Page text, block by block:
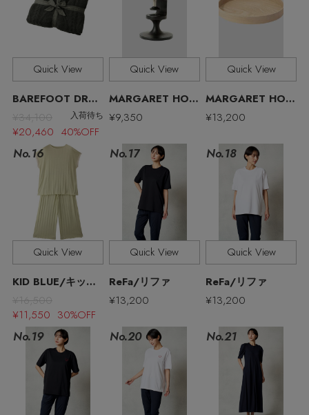
【エディターズ・エッセンシャル】
ベーシックとトレンドが交差する16の名品
Stay inthe Loop
Quick View
BAREFOOT DREAMS/ベアフット ドリームズ
¥34,100
入荷待ち
¥20,460 40%OFF
Quick View
MARGARET HOWELL/マーガレット・ハウエル
¥9,350
Quick View
MARGARET HOWELL/マーガレット・ハウエル
¥13,200
No.16
Quick View
KID BLUE/キッドブルー
¥16,500
¥11,550 30%OFF
No.17
Quick View
ReFa/リファ
¥13,200
No.18
Quick View
ReFa/リファ
¥13,200
No.19 No.20 No.21